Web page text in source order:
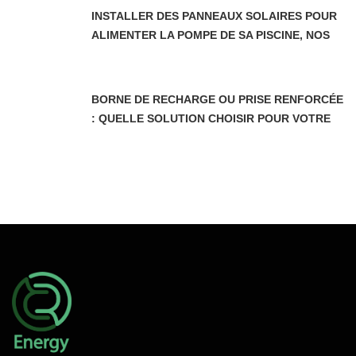
INSTALLER DES PANNEAUX SOLAIRES POUR
ALIMENTER LA POMPE DE SA PISCINE, NOS
BORNE DE RECHARGE OU PRISE RENFORCÉE
: QUELLE SOLUTION CHOISIR POUR VOTRE